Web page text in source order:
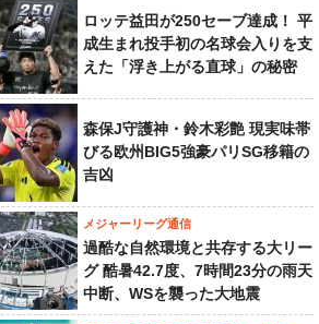
ロッテ益田が250セーブ達成！ 平
成生まれ投手初の名球会入りを支
えた「浮き上がる直球」の秘密
森保J守護神・鈴木彩艶 現実味帯
びる欧州BIG5強豪パリSG移籍の
吉凶
メジャーリーグ通信
過酷な自然環境と共存する大リー
グ 酷暑42.7度、7時間23分の雨天
中断、WSを襲った大地震